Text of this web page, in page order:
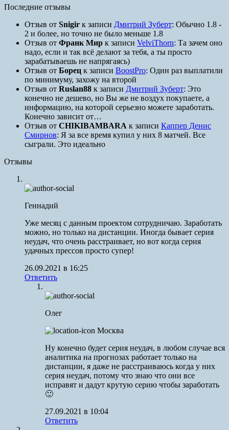
Последние отзывы
Отзыв от Snigir к записи Дмитрий Зуберт: Обычно 1.8 -
2 и более, но точно не было меньше 1.8
Отзыв от Франк Мир к записи VelviThorn: Та зачем оно
надо, если и так всё делают за тебя, а ты просто
зарабатываешь не напрягаясь)
Отзыв от Борец к записи BoostPro: Один раз выплатили
по минимуму, захожу на второй
Отзыв от Ruslan88 к записи Дмитрий Зуберт: Это
конечно не дешево, но Вы же не воздух покупаете, а
информацию, на которой серьезно можете заработать.
Конечно зависит от…
Отзыв от CHIKIBAMBARA к записи Каппер Денис
Смирнов: Я за все время купил у них 8 матчей. Все
сыграли. Это идеально
Отзывы
Геннадий
Уже месяц с данным проектом сотрудничаю. Заработать
можно, но только на дистанции. Иногда бывает серия
неудач, что очень расстраивает, но вот когда серия
удачных прессов просто супер!
26.09.2021 в 16:25
Ответить
Олег
Москва
Ну конечно будет серия неудач, в любом случае вся
аналитика на прогнозах работает только на
дистанции, я даже не расстраиваюсь когда у них
серия неудач, потому что знаю что они все
исправят и дадут крутую серию чтобы заработать
🙂
27.09.2021 в 10:04
Ответить